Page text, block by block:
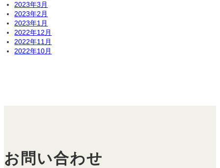
2023年3月
2023年2月
2023年1月
2022年12月
2022年11月
2022年10月
お問い合わせ